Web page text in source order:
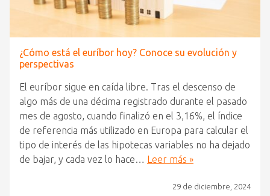
¿Cómo está el euríbor hoy? Conoce su evolución y
perspectivas
El euríbor sigue en caída libre. Tras el descenso de
algo más de una décima registrado durante el pasado
mes de agosto, cuando finalizó en el 3,16%, el índice
de referencia más utilizado en Europa para calcular el
tipo de interés de las hipotecas variables no ha dejado
de bajar, y cada vez lo hace…
Leer más »
29 de diciembre, 2024